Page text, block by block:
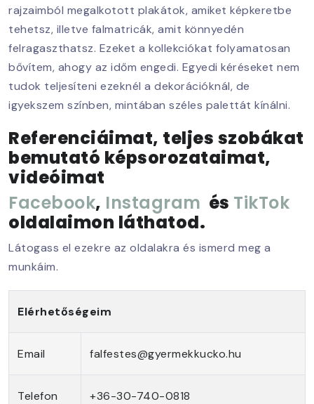
rajzaimból megalkotott plakátok, amiket képkeretbe
tehetsz, illetve falmatricák, amit könnyedén
felragaszthatsz. Ezeket a kollekciókat folyamatosan
bővítem, ahogy az időm engedi. Egyedi kéréseket nem
tudok teljesíteni ezeknél a dekorációknál, de
igyekszem színben, mintában széles palettát kínálni.
Referenciáimat, teljes szobákat
bemutató képsorozataimat,
videóimat
Facebook, Instagram és TikTok
oldalaimon láthatod.
Látogass el ezekre az oldalakra és ismerd meg a
munkáim.
Elérhetőségeim
Email falfestes@gyermekkucko.hu
Telefon +36-30-740-0818